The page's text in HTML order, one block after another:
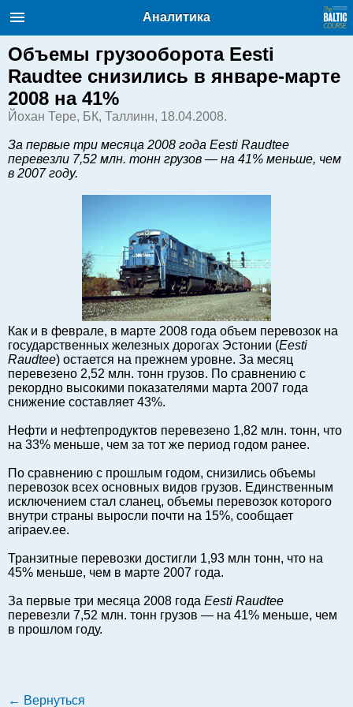
Балтийский курс. Новости и
аналитика
English
Очерки по новейшей истории
Латвии
Хорошо для дела
Недвижимость
Технологии
Рынки и компании
Балтийский экспорт
Туризм
ЕС - Балтия
Люди дела
Право
Круглый стол
Образование и наука
Экономическая история
Прямая речь
Благотворительность
Форумы
Аналитика
Объемы грузооборота Eesti
Raudtee снизились в январе-марте
2008 на 41%
Йохан Тере, БК, Таллинн, 18.04.2008.
За первые три месяца 2008 года Eesti Raudtee
перевезли 7,52 млн. тонн грузов — на 41% меньше, чем
в 2007 году.
Как и в феврале, в марте 2008 года объем перевозок на
государственных железных дорогах Эстонии (Eesti
Raudtee) остается на прежнем уровне. За месяц
перевезено 2,52 млн. тонн грузов. По сравнению с
рекордно высокими показателями марта 2007 года
снижение составляет 43%.
Нефти и нефтепродуктов перевезено 1,82 млн. тонн, что
на 33% меньше, чем за тот же период годом ранее.
По сравнению с прошлым годом, снизились объемы
перевозок всех основных видов грузов. Единственным
исключением стал сланец, объемы перевозок которого
внутри страны выросли почти на 15%, сообщает
aripaev.ee.
Транзитные перевозки достигли 1,93 млн тонн, что на
45% меньше, чем в марте 2007 года.
За первые три месяца 2008 года Eesti Raudtee
перевезли 7,52 млн. тонн грузов — на 41% меньше, чем
в прошлом году.
← Вернуться